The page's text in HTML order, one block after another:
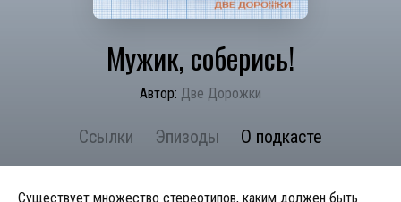
Мужик, соберись!
Автор: Две Дорожки
Ссылки Эпизоды О подкасте
Существует множество стереотипов, каким должен быть